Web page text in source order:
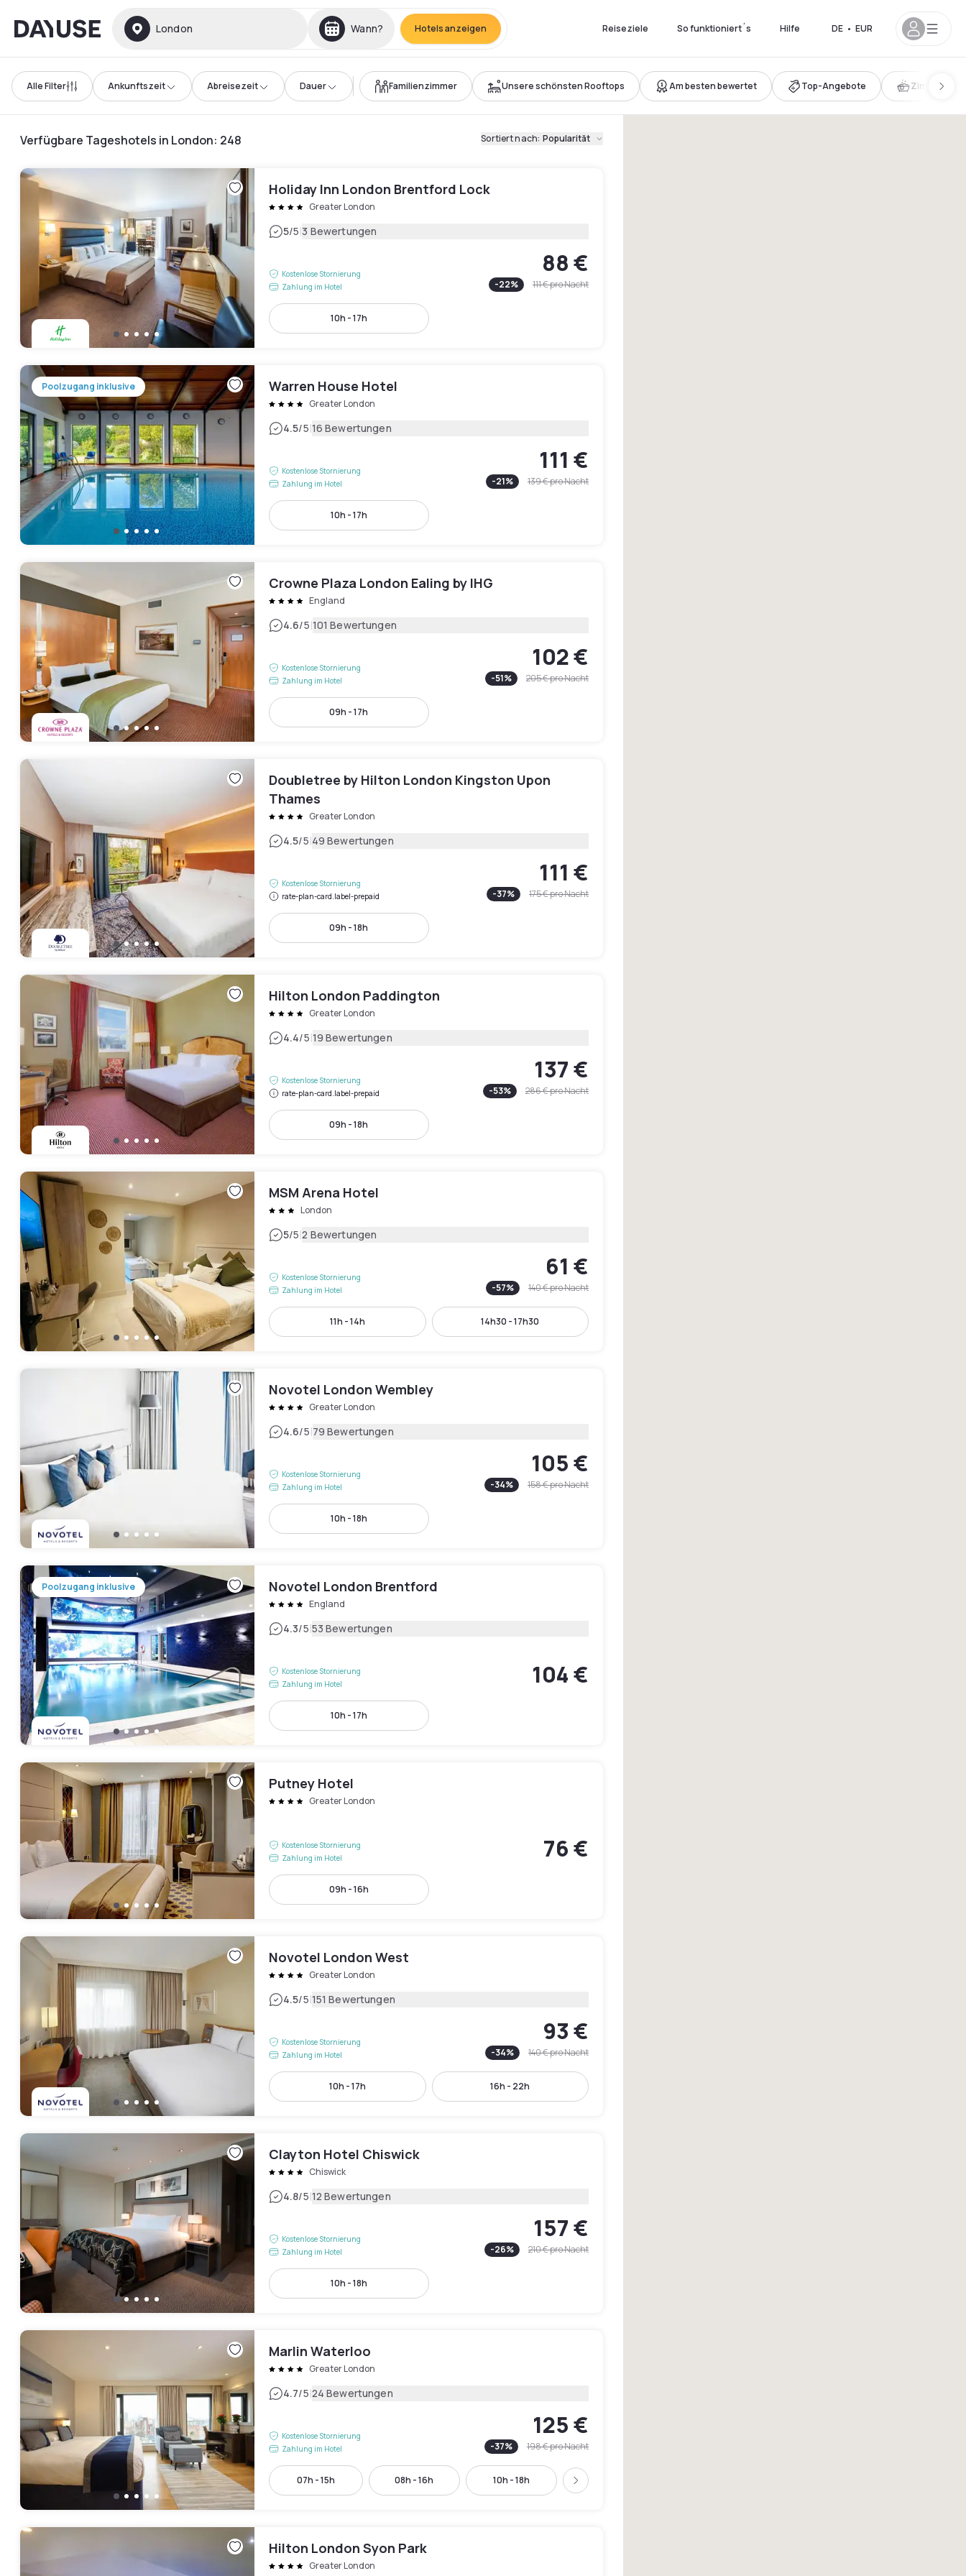
Dayuse London Wann? Hotels anzeigen Reiseziele So funktioniert´s Hilfe DE • EUR
Alle Filter Ankunftszeit Abreisezeit Dauer Familienzimmer Unsere schönsten Rooftops Am besten bewertet Top-Angebote Zimmer mit
Verfügbare Tageshotels in London: 248 Sortiert nach: Popularität
Holiday Inn London Brentford Lock
Greater London
5/5|3 Bewertungen
Kostenlose Stornierung
Zahlung im Hotel
88 €
-22% 111 €pro Nacht
10h - 17h
Poolzugang inklusive Warren House Hotel
Greater London
4.5/5|16 Bewertungen
Kostenlose Stornierung
Zahlung im Hotel
111 €
-21% 139 €pro Nacht
10h - 17h
Crowne Plaza London Ealing by IHG
England
4.6/5|101 Bewertungen
Kostenlose Stornierung
Zahlung im Hotel
102 €
-51% 205 €pro Nacht
09h - 17h
Doubletree by Hilton London Kingston Upon
Thames
Greater London
4.5/5|49 Bewertungen
Kostenlose Stornierung
rate-plan-card.label-prepaid
111 €
-37% 175 €pro Nacht
09h - 18h
Hilton London Paddington
Greater London
4.4/5|19 Bewertungen
Kostenlose Stornierung
rate-plan-card.label-prepaid
137 €
-53% 286 €pro Nacht
09h - 18h
MSM Arena Hotel
London
5/5|2 Bewertungen
Kostenlose Stornierung
Zahlung im Hotel
61 €
-57% 140 €pro Nacht
11h - 14h 14h30 - 17h30
Novotel London Wembley
Greater London
4.6/5|79 Bewertungen
Kostenlose Stornierung
Zahlung im Hotel
105 €
-34% 158 €pro Nacht
10h - 18h
Poolzugang inklusive Novotel London Brentford
England
4.3/5|53 Bewertungen
Kostenlose Stornierung
Zahlung im Hotel
104 €
10h - 17h
Putney Hotel
Greater London
Kostenlose Stornierung
Zahlung im Hotel
76 €
09h - 16h
Novotel London West
Greater London
4.5/5|151 Bewertungen
Kostenlose Stornierung
Zahlung im Hotel
93 €
-34% 140 €pro Nacht
10h - 17h 16h - 22h
Clayton Hotel Chiswick
Chiswick
4.8/5|12 Bewertungen
Kostenlose Stornierung
Zahlung im Hotel
157 €
-26% 210 €pro Nacht
10h - 18h
Marlin Waterloo
Greater London
4.7/5|24 Bewertungen
Kostenlose Stornierung
Zahlung im Hotel
125 €
-37% 198 €pro Nacht
07h - 15h 08h - 16h 10h - 18h Weiter
Hilton London Syon Park
Greater London